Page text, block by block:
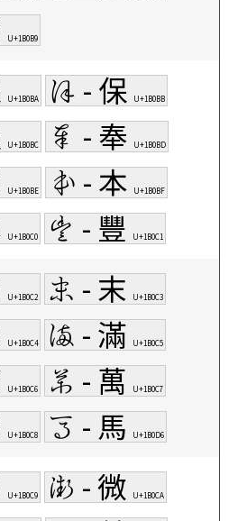
U+1B0B9
U+1B0BA 𛂻 - 保 U+1B0BB
U+1B0BC 𛂽 - 奉 U+1B0BD
U+1B0BE 𛂿 - 本 U+1B0BF
U+1B0C0 𛃁 - 豐 U+1B0C1
U+1B0C2 𛃃 - 末 U+1B0C3
U+1B0C4 𛃅 - 滿 U+1B0C5
U+1B0C6 𛃇 - 萬 U+1B0C7
U+1B0C8 𛃖 - 馬 U+1B0D6
U+1B0C9 𛃊 - 微 U+1B0CA